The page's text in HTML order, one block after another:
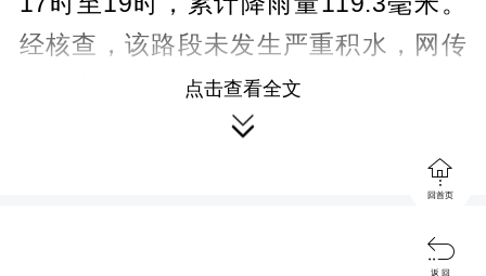
经核查，该路段未发生严重积水，网传
视频实为2025年6月18日发布。目前，
相关视频已删除。（来源：“湖北网络辟
点击查看全文


回首页

返 回